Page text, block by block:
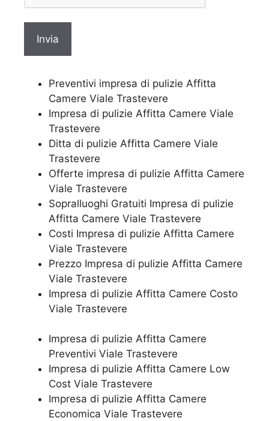
Preventivi impresa di pulizie Affitta
Camere Viale Trastevere
Impresa di pulizie Affitta Camere Viale
Trastevere
Ditta di pulizie Affitta Camere Viale
Trastevere
Offerte impresa di pulizie Affitta Camere
Viale Trastevere
Sopralluoghi Gratuiti Impresa di pulizie
Affitta Camere Viale Trastevere
Costi Impresa di pulizie Affitta Camere
Viale Trastevere
Prezzo Impresa di pulizie Affitta Camere
Viale Trastevere
Impresa di pulizie Affitta Camere Costo
Viale Trastevere
Impresa di pulizie Affitta Camere
Preventivi Viale Trastevere
Impresa di pulizie Affitta Camere Low
Cost Viale Trastevere
Impresa di pulizie Affitta Camere
Economica Viale Trastevere